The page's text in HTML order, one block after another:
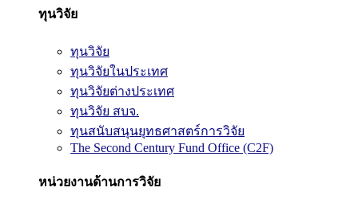
ทุนวิจัย
ทุนวิจัย
ทุนวิจัยในประเทศ
ทุนวิจัยต่างประเทศ
ทุนวิจัย สบจ.
ทุนสนับสนุนยุทธศาสตร์การวิจัย
The Second Century Fund Office (C2F)
หน่วยงานด้านการวิจัย